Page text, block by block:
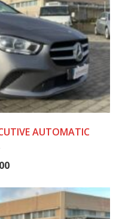
AUTOMATIC